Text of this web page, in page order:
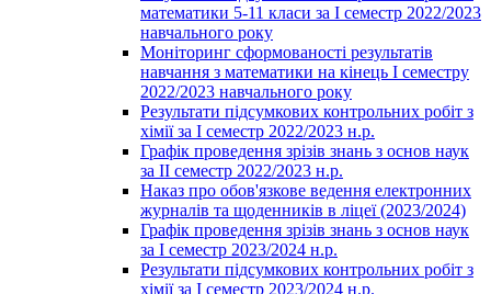
математики 5-11 класи за І семестр 2022/2023
навчального року
Моніторинг сформованості результатів
навчання з математики на кінець І семестру
2022/2023 навчального року
Результати підсумкових контрольних робіт з
хімії за І семестр 2022/2023 н.р.
Графік проведення зрізів знань з основ наук
за ІІ семестр 2022/2023 н.р.
Наказ про обов'язкове ведення електронних
журналів та щоденників в ліцеї (2023/2024)
Графік проведення зрізів знань з основ наук
за І семестр 2023/2024 н.р.
Результати підсумкових контрольних робіт з
хімії за І семестр 2023/2024 н.р.